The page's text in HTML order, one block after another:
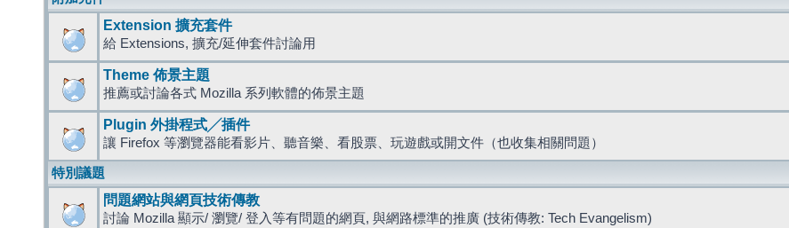
Extension 擴充套件
給 Extensions, 擴充/延伸套件討論用
Theme 佈景主題
推薦或討論各式 Mozilla 系列軟體的佈景主題
Plugin 外掛程式╱插件
讓 Firefox 等瀏覽器能看影片、聽音樂、看股票、玩遊戲或開文件（也收集相關問題）
特別議題
問題網站與網頁技術傳教
討論 Mozilla 顯示/ 瀏覽/ 登入等有問題的網頁, 與網路標準的推廣 (技術傳教: Tech Evangelism)